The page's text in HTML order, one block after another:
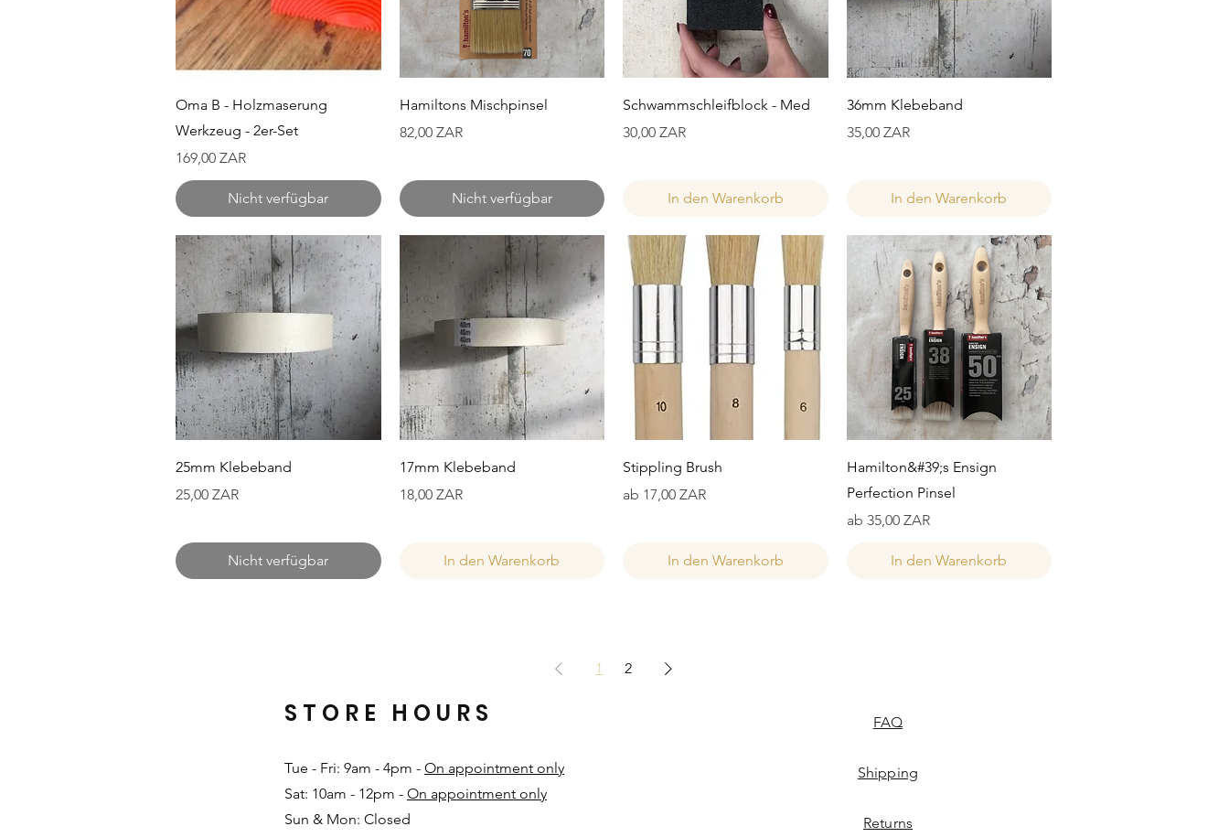
Schnellansicht
Oma B - Holzmaserung
Werkzeug - 2er-Set
Preis
169,00 ZAR
Nicht verfügbar
Schnellansicht
Hamiltons Mischpinsel
Preis
82,00 ZAR
Nicht verfügbar
Schnellansicht
Schwammschleifblock - Med
Preis
30,00 ZAR
In den Warenkorb
Schnellansicht
36mm Klebeband
Preis
35,00 ZAR
In den Warenkorb
Schnellansicht
25mm Klebeband
Preis
25,00 ZAR
Nicht verfügbar
Schnellansicht
17mm Klebeband
Preis
18,00 ZAR
In den Warenkorb
Schnellansicht
Stippling Brush
ab 17,00 ZAR
Sale-Preis
In den Warenkorb
Schnellansicht
Hamilton&#39;s Ensign
Perfection Pinsel
ab 35,00 ZAR
Sale-Preis
In den Warenkorb
1 2
Tue - Fri: 9am - 4pm - On appointment only
Sat: 10am - 12pm - On appointment only
Sun & Mon: Closed​
STORE HOURS FAQ
Shipping
Returns